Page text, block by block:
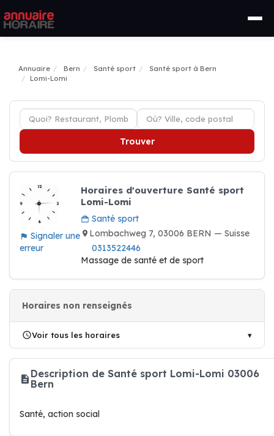
Annuaire Bern Santé sport
Santé sport à Bern
Lomi-Lomi
Trouver
Signaler une
erreur
Horaires d'ouverture Santé sport
Lomi-Lomi
Santé sport
Lombachweg 7, 03006 BERN — Suisse
0313522446
Massage de santé et de sport
Horaires non renseignés
Voir tous les horaires
Description de Santé sport Lomi-Lomi 03006
Bern
Santé, action social